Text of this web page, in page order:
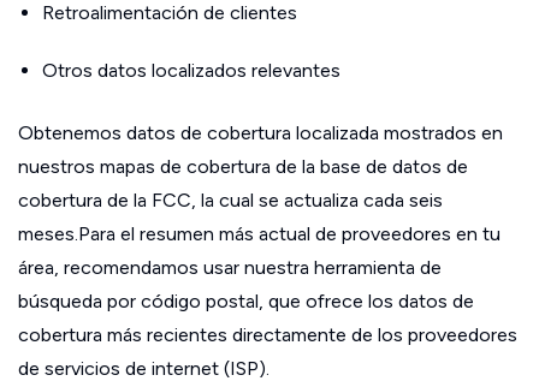
Retroalimentación de clientes
Otros datos localizados relevantes
Obtenemos datos de cobertura localizada mostrados en
nuestros mapas de cobertura de la base de datos de
cobertura de la FCC, la cual se actualiza cada seis
meses.Para el resumen más actual de proveedores en tu
área, recomendamos usar nuestra herramienta de
búsqueda por código postal, que ofrece los datos de
cobertura más recientes directamente de los proveedores
de servicios de internet (ISP).